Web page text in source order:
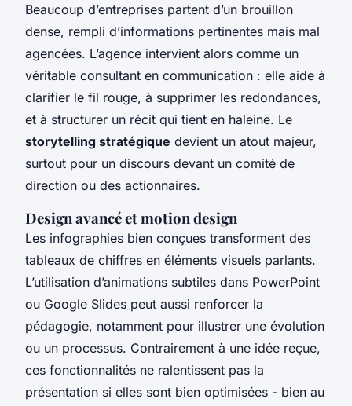
Beaucoup d’entreprises partent d’un brouillon
dense, rempli d’informations pertinentes mais mal
agencées. L’agence intervient alors comme un
véritable consultant en communication : elle aide à
clarifier le fil rouge, à supprimer les redondances,
et à structurer un récit qui tient en haleine. Le
storytelling stratégique devient un atout majeur,
surtout pour un discours devant un comité de
direction ou des actionnaires.
Design avancé et motion design
Les infographies bien conçues transforment des
tableaux de chiffres en éléments visuels parlants.
L’utilisation d’animations subtiles dans PowerPoint
ou Google Slides peut aussi renforcer la
pédagogie, notamment pour illustrer une évolution
ou un processus. Contrairement à une idée reçue,
ces fonctionnalités ne ralentissent pas la
présentation si elles sont bien optimisées - bien au